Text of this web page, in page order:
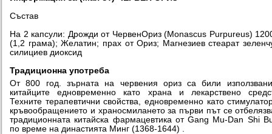
Състав
На 2 капсули: Дрожди от ЧервенОриз (Monascus Purpureus)
(1,2 грама); Желатин; прах от Ориз; Магнезиев стеарат
силициев диоксид
Традиционна употреба
От 800 год. зърната на червения ориз са били
китайците едновременно като храна и лекарствено
Техните терапевтични свойства, едновременно като
кръвообращението и храносмилането за първи път се
традиционната китайска фармацевтика от Gang Mu-Dan Shi
по време на династията Минг (1368-1644) .